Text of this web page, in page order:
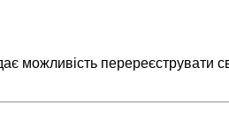
можливість